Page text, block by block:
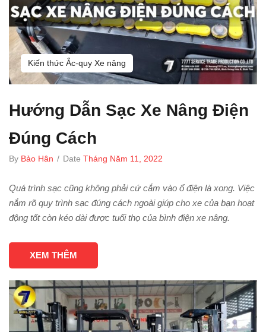
Kiến thức Ắc-quy Xe nâng
Hướng Dẫn Sạc Xe Nâng Điện
Đúng Cách
By Bảo Hân / Date Tháng Năm 11, 2022
Quá trình sạc cũng không phải cứ cắm vào ổ điện là xong. Việc
nắm rõ quy trình sạc đúng cách ngoài giúp cho xe của bạn hoạt
động tốt còn kéo dài được tuổi thọ của bình điện xe nâng.
XEM THÊM